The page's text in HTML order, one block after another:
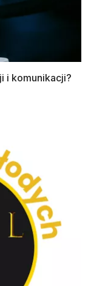
i komunikacji?